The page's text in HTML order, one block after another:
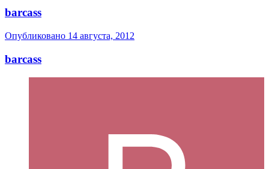
barcass
Опубликовано 14 августа, 2012
barcass